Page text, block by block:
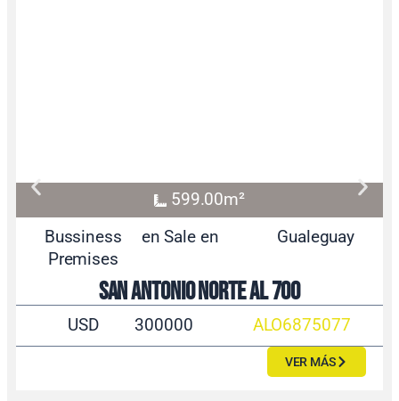
599.00m²
Bussiness
Premises
en Sale en Gualeguay
San Antonio Norte al 700
USD 300000 ALO6875077
VER MÁS